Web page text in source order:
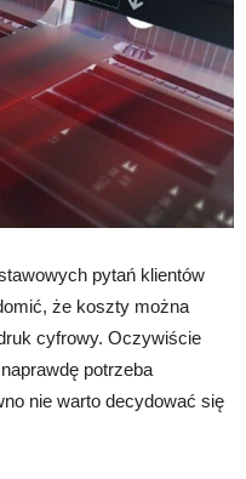
pytań klientów
że koszty można
cyfrowy. Oczywiście
potrzeba
nie warto decydować się